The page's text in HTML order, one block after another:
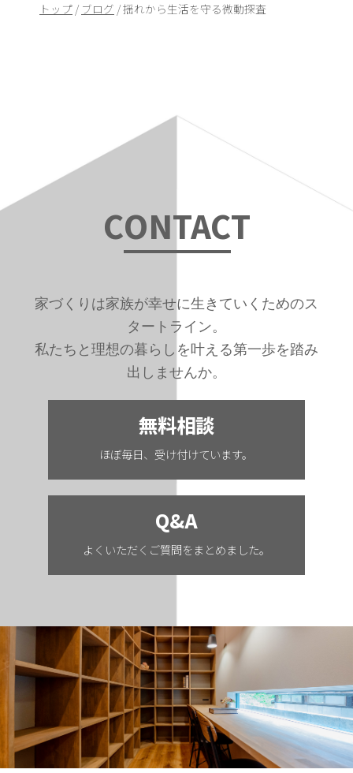
現
トップ / ブログ /揺れから生活を守る微動探査
CONTACT
家づくりは家族が幸せに生きていくためのス
タートライン。
私たちと理想の暮らしを叶える第一歩を踏み
出しませんか。
無料相談
ほぼ毎日、受け付けています。
Q&A
よくいただくご質問をまとめました。